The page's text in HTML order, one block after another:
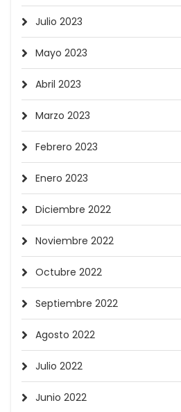
Julio 2023
Mayo 2023
Abril 2023
Marzo 2023
Febrero 2023
Enero 2023
Diciembre 2022
Noviembre 2022
Octubre 2022
Septiembre 2022
Agosto 2022
Julio 2022
Junio 2022